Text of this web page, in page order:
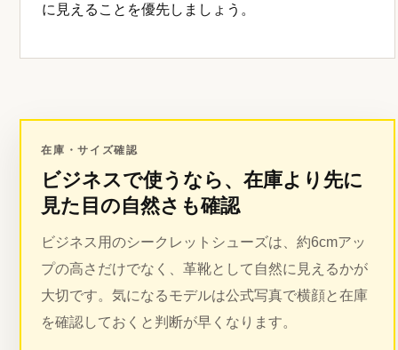
に見えることを優先しましょう。
在庫・サイズ確認
ビジネスで使うなら、在庫より先に
見た目の自然さも確認
ビジネス用のシークレットシューズは、約6cmアッ
プの高さだけでなく、革靴として自然に見えるかが
大切です。気になるモデルは公式写真で横顔と在庫
を確認しておくと判断が早くなります。